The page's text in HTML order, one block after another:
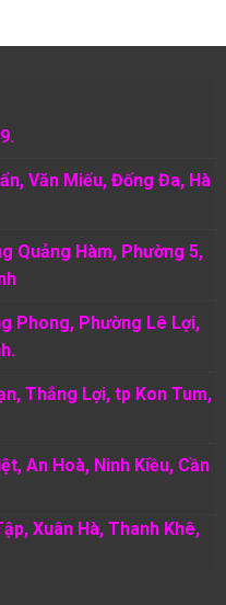
Văn Miếu, Đống Đa, Hà
Quảng Hàm, Phường 5,
Phong, Phường Lê Lợi,
Thắng Lợi, tp Kon Tum,
An Hoà, Ninh Kiều, Cần
Xuân Hà, Thanh Khê,